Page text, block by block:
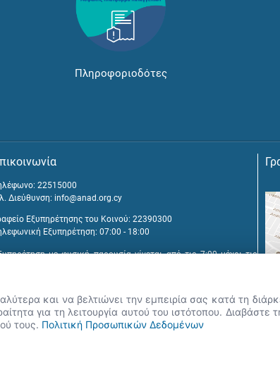
Πληροφοριοδότες
22515000
Διεύθυνση: info@anad.org.cy
Εξυπηρέτησης του Κοινού: 22390300
Εξυπηρέτηση: 07:00 - 18:00
με φυσική παρουσία γίνεται από τις 7:00 μέχρι τις
25431, 1392 Λευκωσία, Κύπρος
Chrome, Mozilla Firefox, Apple Safari καθώς και Internet Explorer.
και να βελτιώνει την εμπειρία σας κατά τη
για τη λειτουργία αυτού του ιστότοπου. Διαβάστε
τους. Πολιτική Προσωπικών Δεδομένων